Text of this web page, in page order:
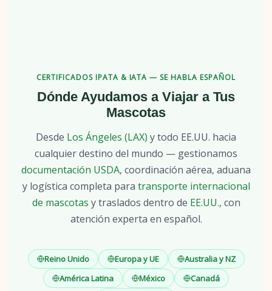
CERTIFICADOS IPATA & IATA — SE HABLA ESPAÑOL
Dónde Ayudamos a Viajar a Tus
Mascotas
Desde Los Ángeles (LAX) y todo EE.UU. hacia
cualquier destino del mundo — gestionamos
documentación USDA, coordinación aérea, aduana
y logística completa para transporte internacional
de mascotas y traslados dentro de EE.UU., con
atención experta en español.
Reino Unido Europa y UE
Australia y NZ
América Latina
México
Canadá